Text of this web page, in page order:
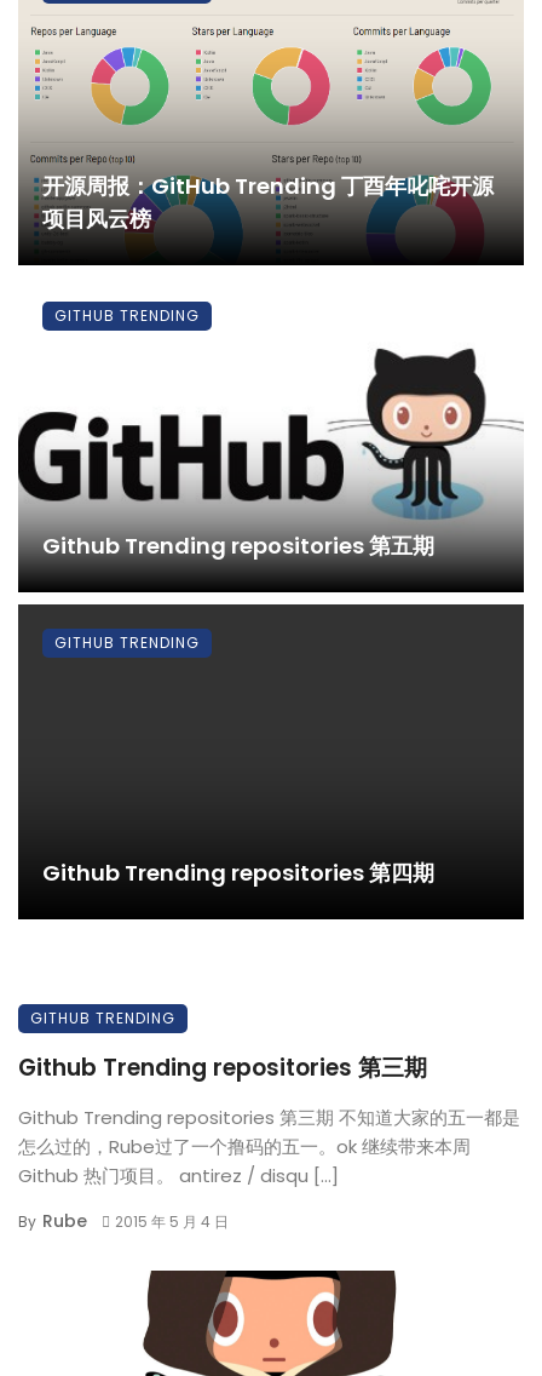
开源周报：GitHub Trending 丁酉年叱咤开源
项目风云榜
Github Trending repositories 第五期
GITHUB TRENDING
Github Trending repositories 第四期
GITHUB TRENDING
GITHUB TRENDING
Github Trending repositories 第三期
Github Trending repositories 第三期 不知道大家的五一都是
怎么过的，Rube过了一个撸码的五一。ok 继续带来本周
Github 热门项目。 antirez / disqu […]
By Rube 2015 年 5 月 4 日